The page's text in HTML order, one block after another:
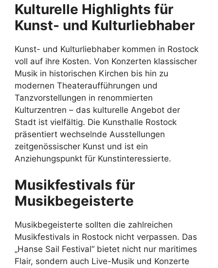
Kulturelle Highlights für
Kunst- und Kulturliebhaber
Kunst- und Kulturliebhaber kommen in Rostock
voll auf ihre Kosten. Von Konzerten klassischer
Musik in historischen Kirchen bis hin zu
modernen Theateraufführungen und
Tanzvorstellungen in renommierten
Kulturzentren – das kulturelle Angebot der
Stadt ist vielfältig. Die Kunsthalle Rostock
präsentiert wechselnde Ausstellungen
zeitgenössischer Kunst und ist ein
Anziehungspunkt für Kunstinteressierte.
Musikfestivals für
Musikbegeisterte
Musikbegeisterte sollten die zahlreichen
Musikfestivals in Rostock nicht verpassen. Das
„Hanse Sail Festival“ bietet nicht nur maritimes
Flair, sondern auch Live-Musik und Konzerte